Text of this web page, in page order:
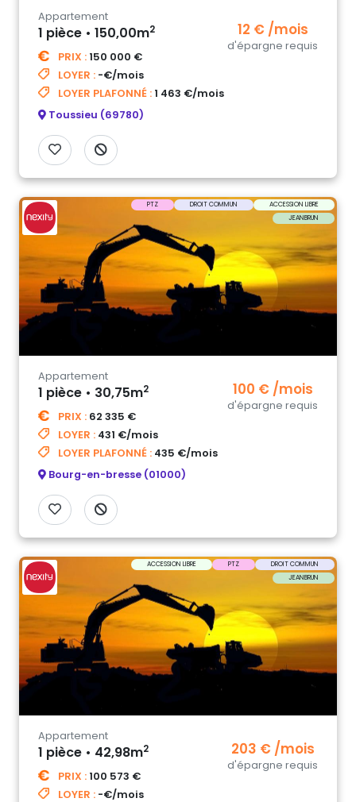
12 € /mois
d'épargne requis
Appartement
1 pièce • 150,00m2
PRIX : 150 000 €
LOYER : -€/mois
LOYER PLAFONNÉ : 1 463 €/mois
Toussieu (69780)
PTZ DROIT COMMUN
ACCESSION LIBRE
JEANBRUN
100 € /mois
d'épargne requis
Appartement
1 pièce • 30,75m2
PRIX : 62 335 €
LOYER : 431 €/mois
LOYER PLAFONNÉ : 435 €/mois
Bourg-en-bresse (01000)
ACCESSION LIBRE PTZ
DROIT COMMUN
JEANBRUN
203 € /mois
d'épargne requis
Appartement
1 pièce • 42,98m2
PRIX : 100 573 €
LOYER : -€/mois